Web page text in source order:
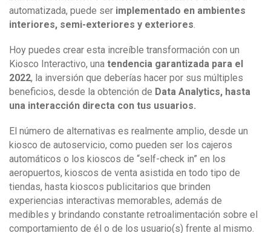
automatizada, puede ser implementado en ambientes
interiores, semi-exteriores y exteriores
Hoy puedes crear esta increíble transformación con un
Kiosco Interactivo, una tendencia garantizada para el
2022, la inversión que deberías hacer por sus múltiples
beneficios, desde la obtención de Data Analytics, hasta
una interacción directa con tus usuarios.
El número de alternativas es realmente amplio, desde un
kiosco de autoservicio, como pueden ser los cajeros
automáticos o los kioscos de “self-check in” en los
aeropuertos, kioscos de venta asistida en todo tipo de
tiendas, hasta kioscos publicitarios que brinden
experiencias interactivas memorables, además de
medibles y brindando constante retroalimentación sobre el
comportamiento de él o de los usuario(s) frente al mismo.